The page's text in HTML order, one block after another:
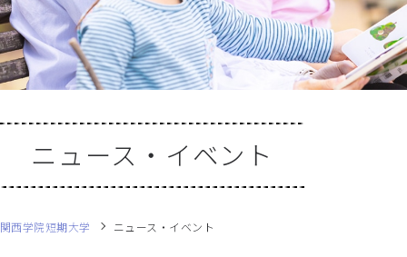
ニュース・イベント
関西学院短期大学 ニュース・イベント